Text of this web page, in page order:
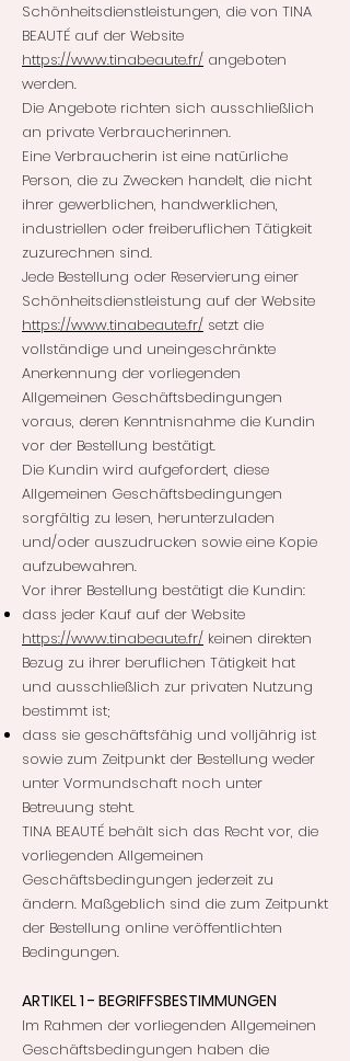
Schönheitsdienstleistungen, die von TINA
BEAUTÉ auf der Website
https://www.tinabeaute.fr/ angeboten
werden.
Die Angebote richten sich ausschließlich
an private Verbraucherinnen.
Eine Verbraucherin ist eine natürliche
Person, die zu Zwecken handelt, die nicht
ihrer gewerblichen, handwerklichen,
industriellen oder freiberuflichen Tätigkeit
zuzurechnen sind.
Jede Bestellung oder Reservierung einer
Schönheitsdienstleistung auf der Website
https://www.tinabeaute.fr/ setzt die
vollständige und uneingeschränkte
Anerkennung der vorliegenden
Allgemeinen Geschäftsbedingungen
voraus, deren Kenntnisnahme die Kundin
vor der Bestellung bestätigt.
Die Kundin wird aufgefordert, diese
Allgemeinen Geschäftsbedingungen
sorgfältig zu lesen, herunterzuladen
und/oder auszudrucken sowie eine Kopie
aufzubewahren.
Vor ihrer Bestellung bestätigt die Kundin:
dass jeder Kauf auf der Website
https://www.tinabeaute.fr/ keinen direkten
Bezug zu ihrer beruflichen Tätigkeit hat
und ausschließlich zur privaten Nutzung
bestimmt ist;
dass sie geschäftsfähig und volljährig ist
sowie zum Zeitpunkt der Bestellung weder
unter Vormundschaft noch unter
Betreuung steht.
TINA BEAUTÉ behält sich das Recht vor, die
vorliegenden Allgemeinen
Geschäftsbedingungen jederzeit zu
ändern. Maßgeblich sind die zum Zeitpunkt
der Bestellung online veröffentlichten
Bedingungen.
ARTIKEL 1 - BEGRIFFSBESTIMMUNGEN
Im Rahmen der vorliegenden Allgemeinen
Geschäftsbedingungen haben die